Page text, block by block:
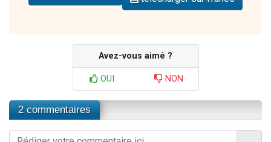
Avez-vous aimé ?
OUI NON
2 commentaires